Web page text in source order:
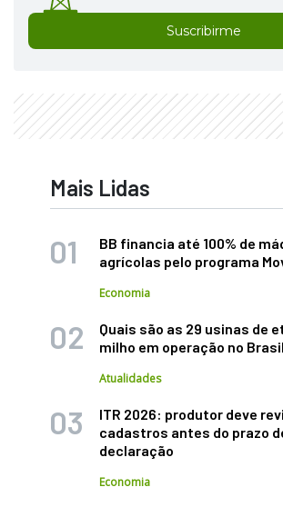
Suscribirme
Mais Lidas
BB financia até 100% de
agrícolas pelo programa
Economia
Quais são as 29 usinas de
milho em operação no
Atualidades
ITR 2026: produtor deve
cadastros antes do prazo
declaração
Economia